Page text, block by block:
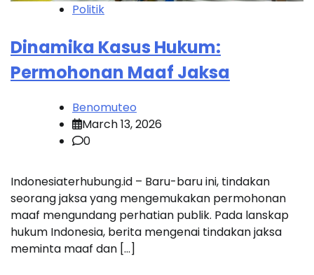
Politik
Dinamika Kasus Hukum:
Permohonan Maaf Jaksa
Benomuteo
March 13, 2026
0
Indonesiaterhubung.id – Baru-baru ini, tindakan
seorang jaksa yang mengemukakan permohonan
maaf mengundang perhatian publik. Pada lanskap
hukum Indonesia, berita mengenai tindakan jaksa
meminta maaf dan […]